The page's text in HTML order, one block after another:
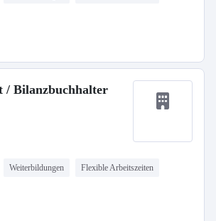
/ Bilanzbuchhalter
Weiterbildungen Flexible Arbeitszeiten